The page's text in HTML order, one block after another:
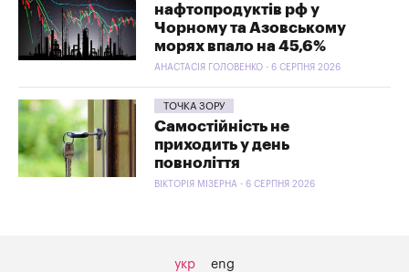
нафтопродуктів рф у
Чорному та Азовському
морях впало на 45,6%
АНАСТАСІЯ ГОЛОВЕНКО - 6 СЕРПНЯ 2026
ТОЧКА ЗОРУ
Самостійність не
приходить у день
повноліття
ВІКТОРІЯ МІЗЕРНА - 6 СЕРПНЯ 2026
укр eng